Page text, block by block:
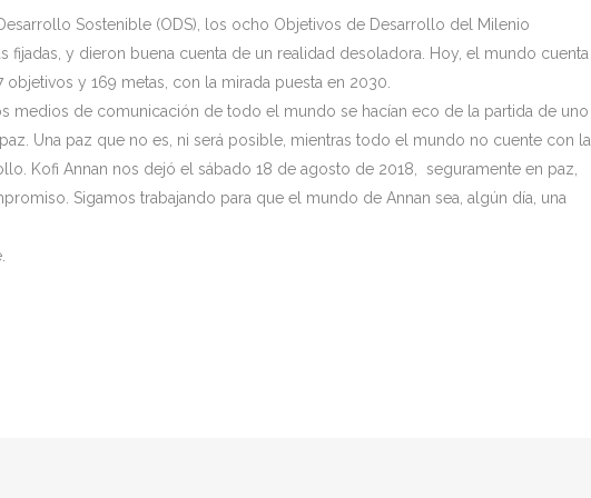
Sostenible (ODS), los ocho Objetivos de Desarrollo del Milenio
fijadas, y dieron buena cuenta de un realidad desoladora. Hoy, el mundo cuenta
objetivos y 169 metas, con la mirada puesta en 2030.
medios de comunicación de todo el mundo se hacían eco de la partida de uno
Una paz que no es, ni será posible, mientras todo el mundo no cuente con
Kofi Annan nos dejó el sábado 18 de agosto de 2018, seguramente en paz,
Sigamos trabajando para que el mundo de Annan sea, algún día, una